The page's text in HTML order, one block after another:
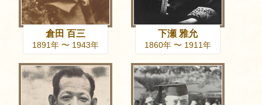
倉田 百三
1891年 〜 1943年
下瀬 雅允
1860年 〜 1911年